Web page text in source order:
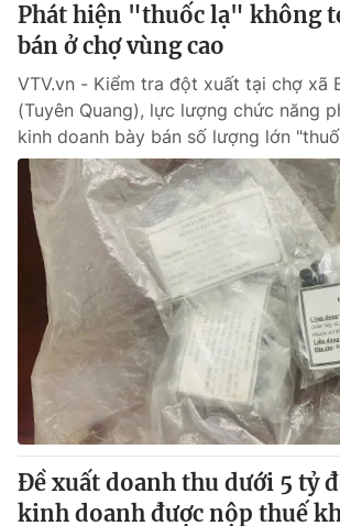
Phát hiện "thuốc lạ" không
bán ở chợ vùng cao
VTV.vn - Kiểm tra đột xuất tại chợ xã
(Tuyên Quang), lực lượng chức năng
kinh doanh bày bán số lượng lớn
Đề xuất doanh thu dưới 5 tỷ
kinh doanh được nộp thuế